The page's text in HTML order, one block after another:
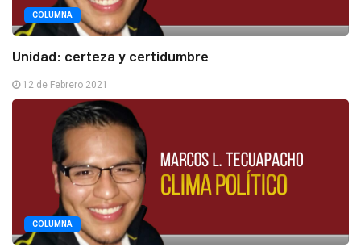
COLUMNA
Unidad: certeza y certidumbre
12 de Febrero 2021
COLUMNA